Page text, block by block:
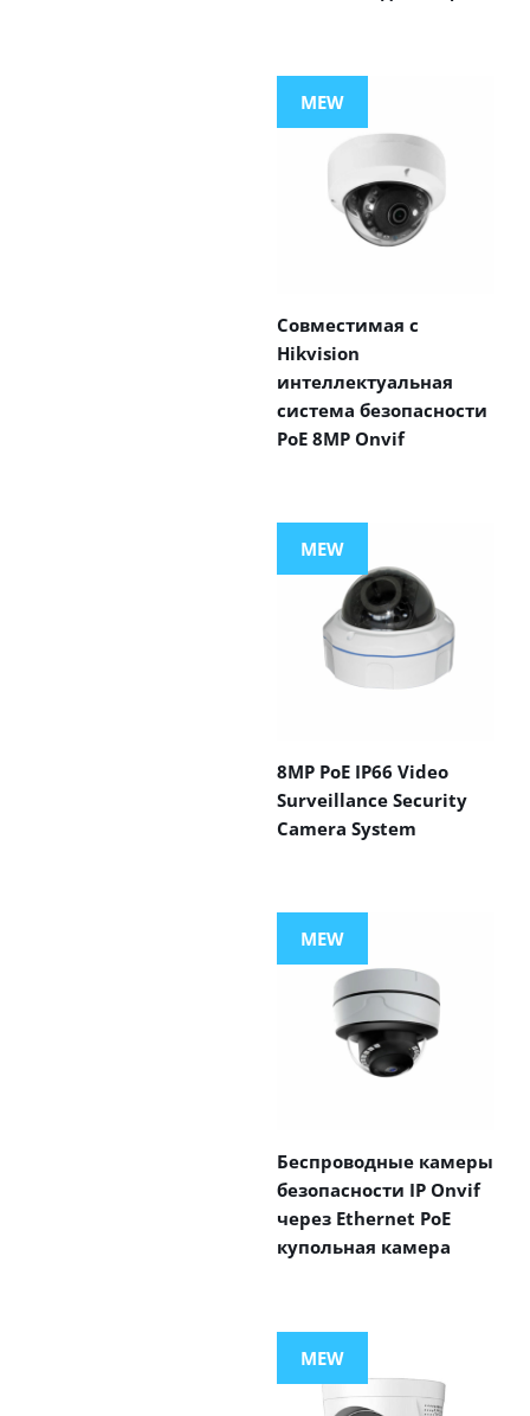
MEW
Совместимая с
Hikvision
интеллектуальная
система безопасности
PoE 8MP Onvif
MEW
8MP PoE IP66 Video
Surveillance Security
Camera System
MEW
Беспроводные камеры
безопасности IP Onvif
через Ethernet PoE
купольная камера
MEW